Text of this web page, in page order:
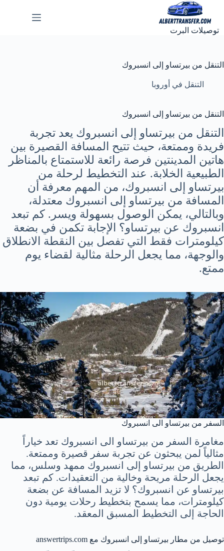
المحتوى
توصيلات البرت
التنقل من بيرتساو إلى انسبروك
التنقل في أوروبا
التنقل من بيرتساو إلى انسبروك
التنقل من بيرتساو إلى انسبروك يعد تجربة
فريدة وممتعة، حيث تتيح المسافة القصيرة بين
هاتين المدينتين فرصة رائعة للاستمتاع بالمناظر
الطبيعية الخلابة. عند التخطيط لرحلة من
بيرتساو إلى انسبروك، من المهم معرفة أن
المسافة من بيرتساو إلى انسبروك معتدلة،
وبالتالي، يمكن الوصول بسهولة ويسر. كم تبعد
انسبروك عن بيرتساو؟ الإجابة تكمن في بضعة
كيلومترات فقط التي تفصل بين النقطة الانطلاق
والوجهة، مما يجعل الرحلة مثالية لقضاء يوم
ممتع.
السفر من بيرتساو الى انسبروك
مغامرة السفر من بيرتساو الى انسبروك تعد خياراً
مثالياً لمن يبحثون عن تجربة سفر قصيرة وممتعة.
الطريق من بيرتساو إلى انسبروك ممهد وسلس، مما
يجعل الرحلة مريحة وخالية من التعقيدات. كم تبعد
بيرتساو عن انسبروك؟ لا تزيد المسافة عن بضعة
كيلومترات، مما يسمح بتخطيط رحلات يومية دون
الحاجة إلى التخطيط المسبق المعقد.
توصيل من مطار بيرتساو إلى انسبروك مع answertrips.com